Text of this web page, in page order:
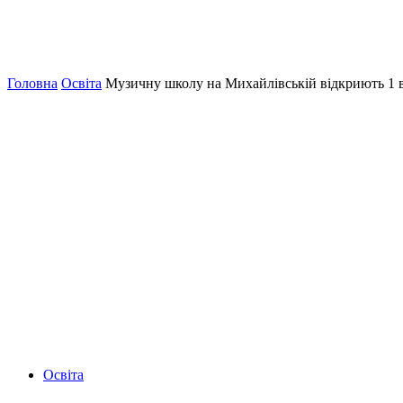
Головна Освіта Музичну школу на Михайлівській відкриють 1
Освіта